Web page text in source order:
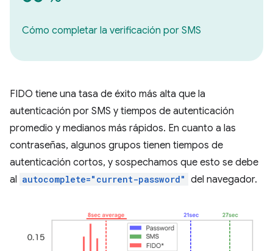
Cómo completar la verificación por SMS
FIDO tiene una tasa de éxito más alta que la
autenticación por SMS y tiempos de autenticación
promedio y medianos más rápidos. En cuanto a las
contraseñas, algunos grupos tienen tiempos de
autenticación cortos, y sospechamos que esto se debe
al autocomplete="current-password" del navegador.